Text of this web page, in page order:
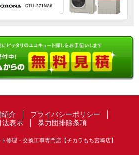
紹介
プライバシーポリシー
法表示
暴力団排除条項
修理・交換工事専門店【チカラもち宮崎店】